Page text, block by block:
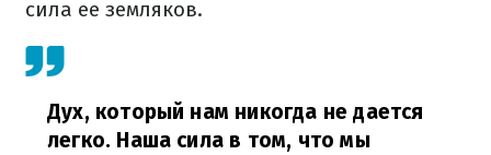
сила ее земляков.
Дух, который нам никогда не дается
легко. Наша сила в том, что мы